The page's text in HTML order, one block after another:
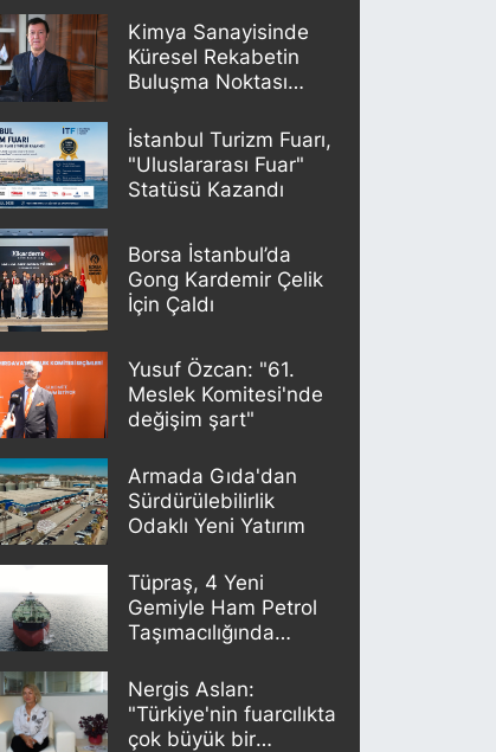
Kimya Sanayisinde
Küresel Rekabetin
Buluşma Noktası
İstanbul Turizm Fuarı,
"Uluslararası Fuar"
Statüsü Kazandı
Borsa İstanbul’da
Gong Kardemir Çelik
İçin Çaldı
Yusuf Özcan: "61.
Meslek Komitesi'nde
değişim şart"
Armada Gıda'dan
Sürdürülebilirlik
Odaklı Yeni Yatırım
Tüpraş, 4 Yeni
Gemiyle Ham Petrol
Taşımacılığında
Nergis Aslan:
"Türkiye'nin fuarcılıkta
çok büyük bir